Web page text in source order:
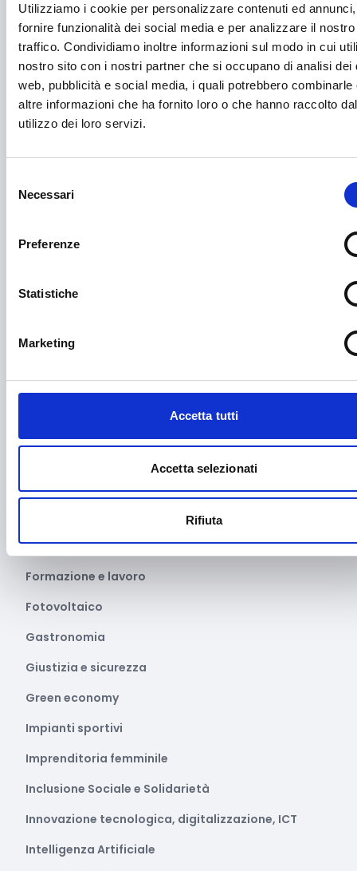
Utilizziamo i cookie per personalizzare contenuti ed
fornire funzionalità dei social media e per analizzare il nostro
traffico. Condividiamo inoltre informazioni sul modo in cui
nostro sito con i nostri partner che si occupano di analisi dei
web, pubblicità e social media, i quali potrebbero combinarle
altre informazioni che ha fornito loro o che hanno raccolto
utilizzo dei loro servizi.
delNecessari
Preferenze
Statistiche
Marketing
Accetta tutti
Accetta selezionati
Rifiuta
Consulenza specializzata
Cooperazione Internazionale
Cybersecurity
Danza
Economia circolare
Energie Rinnovabili
Fiere ed eventi
Formazione e lavoro
Fotovoltaico
Gastronomia
Giustizia e sicurezza
Green economy
Impianti sportivi
Imprenditoria femminile
Inclusione Sociale e Solidarietà
Innovazione tecnologica, digitalizzazione, ICT
Intelligenza Artificiale